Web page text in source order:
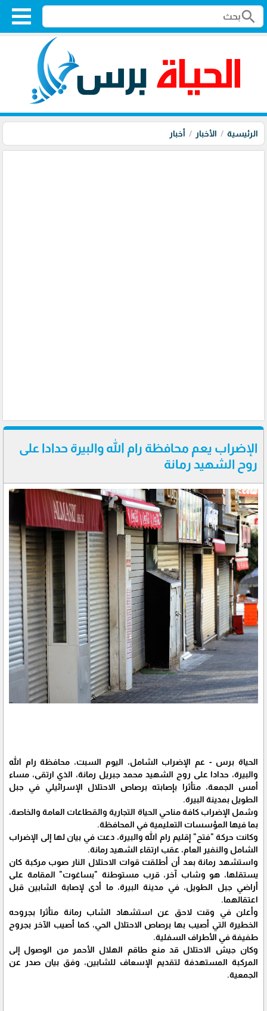
search
الرئيسية الأخبار أخبار
الإضراب يعم محافظة رام الله والبيرة حدادا على
روح الشهيد رمانة
الحياة برس - عم الإضراب الشامل، اليوم السبت، محافظة رام الله
والبيرة، حدادا على روح الشهيد محمد جبريل رمانة، الذي ارتقى، مساء
أمس الجمعة، متأثرا بإصابته برصاص الاحتلال الإسرائيلي في جبل
الطويل بمدينة البيرة.
وشمل الإضراب كافة مناحي الحياة التجارية والقطاعات العامة والخاصة،
بما فيها المؤسسات التعليمية في المحافظة.
وكانت حركة "فتح" إقليم رام الله والبيرة، دعت في بيان لها إلى الإضراب
الشامل والنفير العام، عقب ارتقاء الشهيد رمانة.
واستشهد رمانة بعد أن أطلقت قوات الاحتلال النار صوب مركبة كان
يستقلها، هو وشاب آخر، قرب مستوطنة "بساغوت" المقامة على
أراضي جبل الطويل، في مدينة البيرة، ما أدى لإصابة الشابين قبل
اعتقالهما.
وأعلن في وقت لاحق عن استشهاد الشاب رمانة متأثرا بجروحه
الخطيرة التي أصيب بها برصاص الاحتلال الحي، كما أصيب الآخر بجروح
طفيفة في الأطراف السفلية.
وكان جيش الاحتلال قد منع طاقم الهلال الأحمر من الوصول إلى
المركبة المستهدفة لتقديم الإسعاف للشابين، وفق بيان صدر عن
الجمعية.